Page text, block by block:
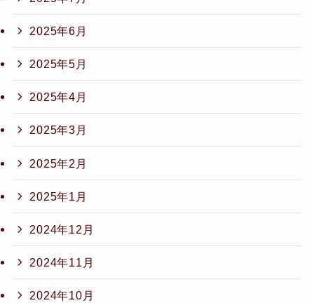
2025年6月
2025年5月
2025年4月
2025年3月
2025年2月
2025年1月
2024年12月
2024年11月
2024年10月